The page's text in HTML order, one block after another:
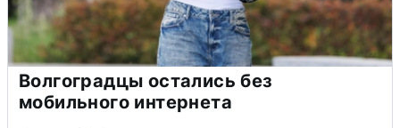
Волгоградцы остались без
мобильного интернета